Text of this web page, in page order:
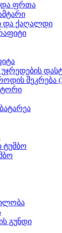
ფრთა
და ქაღალდი
უჯრედების
შეკრება
ტუმბო
გუნდი